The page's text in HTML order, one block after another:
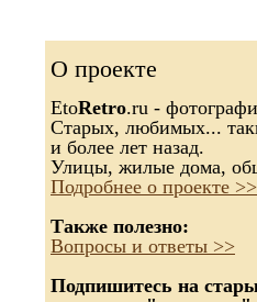
О проекте
EtoRetro.ru -
Старых, любимых...
и более лет назад.
Улицы, жилые дома,
Подробнее о проекте >>
Также полезно:
Вопросы и ответы >>
Подпишитесь на